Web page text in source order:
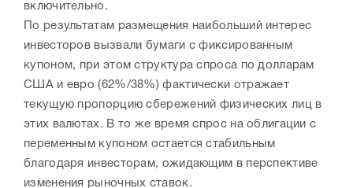
включительно.
По результатам размещения наибольший интерес
инвесторов вызвали бумаги с фиксированным
купоном, при этом структура спроса по долларам
США и евро (62%/38%) фактически отражает
текущую пропорцию сбережений физических лиц в
этих валютах. В то же время спрос на облигации с
переменным купоном остается стабильным
благодаря инвесторам, ожидающим в перспективе
изменения рыночных ставок.